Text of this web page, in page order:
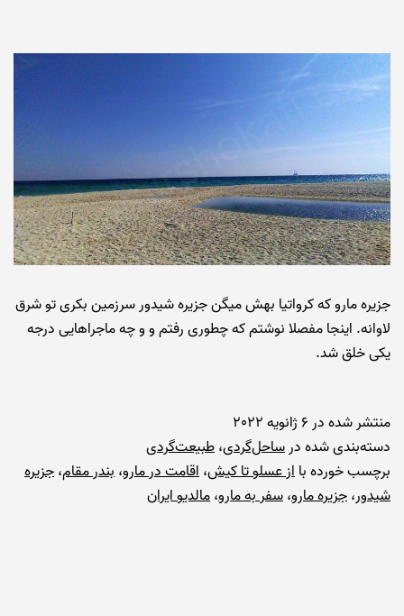
جزیره مارو که کرواتیا بهش میگن جزیره شیدور سرزمین بکری تو شرق
لاوانه. اینجا مفصلا نوشتم که چطوری رفتم و و چه ماجراهایی درجه
یکی خلق شد.
منتشر شده در 6 ژانویه 2022
دسته‌بندی شده در ساحل‌گردی، طبیعت‌گردی
برچسب خورده با از عسلو تا کیش، اقامت در مارو، بندر مقام، جزیره
شیدور ، جزیره مارو، سفر به مارو، مالدیو ایران